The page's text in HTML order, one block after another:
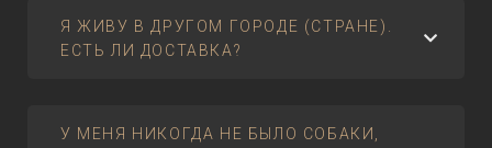
Я ЖИВУ В ДРУГОМ ГОРОДЕ (СТРАНЕ).
ЕСТЬ ЛИ ДОСТАВКА?
У МЕНЯ НИКОГДА НЕ БЫЛО СОБАКИ,